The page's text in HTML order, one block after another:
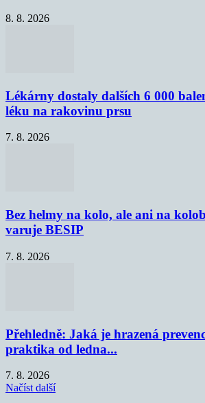
8. 8. 2026
Lékárny dostaly dalších 6 000
léku na rakovinu prsu
7. 8. 2026
Bez helmy na kolo, ale ani na
varuje BESIP
7. 8. 2026
Přehledně: Jaká je hrazená
praktika od ledna...
7. 8. 2026
Načíst další